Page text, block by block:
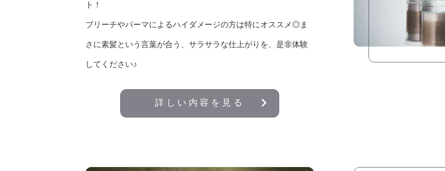
ト！
ブリーチやパーマによるハイダメージの方は特にオススメ◎ま
さに素髪という言葉が合う、サラサラな仕上がりを、是非体験
してください♪
詳しい内容を見る